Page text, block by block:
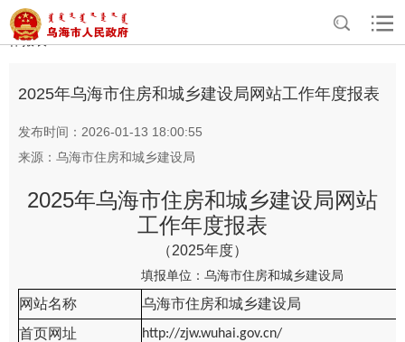
首页>政务公开 > 政府信息公开
市级政府网站工
作报表
2025年乌海市住房和城乡建设局网站工作年度报表
发布时间：2026-01-13 18:00:55
来源：乌海市住房和城乡建设局
2025年乌海市住房和城乡建设局 网站
工作年度报表
（2025年度）
填报单位： 乌海市住房和城乡建设局
网站名称
乌海市住房和城乡建设局
首页网址
http://zjw.wuhai.gov.cn/